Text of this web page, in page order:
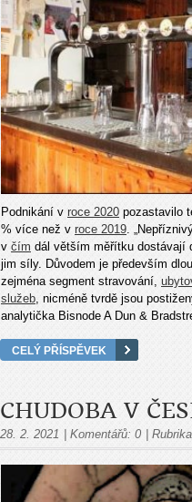
Podnikání v roce 2020 pozastavilo
% více než v roce 2019 .
v čím dál větším měřítku dostávají
jim síly. Důvodem je především
zejména segment stravování,
služeb , nicméně tvrdě jsou
analytička Bisnode A Dun &
CELÝ PŘÍSPĚVEK
CHUDOBA V
28. 2. 2021 | Komentářů: 0 |